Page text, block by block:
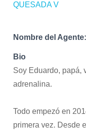
Nombre del Agente:
Bio
Soy Eduardo, papá,
adrenalina.
Todo empezó en
primera vez. Desde